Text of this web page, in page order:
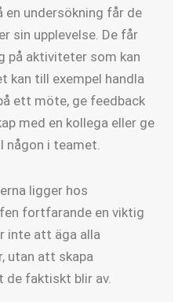
en undersökning får de
sin upplevelse. De får
på aktiviteter som kan
kan till exempel handla
ett möte, ge feedback
med en kollega eller ge
någon i teamet.
ligger hos
fortfarande en viktig
inte att äga alla
utan att skapa
faktiskt blir av.